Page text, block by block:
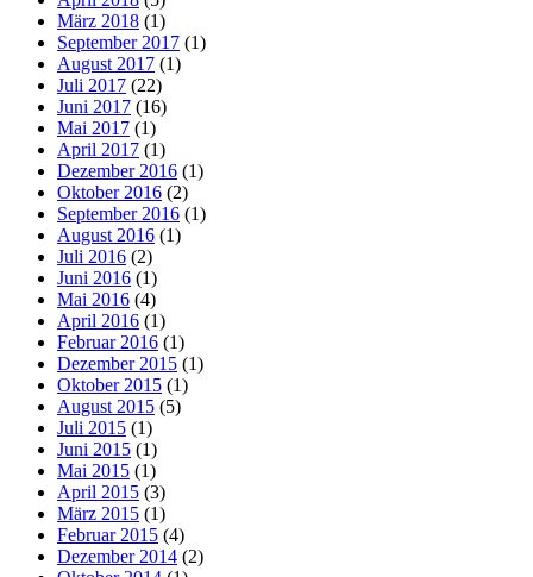
März 2018 (1)
September 2017 (1)
August 2017 (1)
Juli 2017 (22)
Juni 2017 (16)
Mai 2017 (1)
April 2017 (1)
Dezember 2016 (1)
Oktober 2016 (2)
September 2016 (1)
August 2016 (1)
Juli 2016 (2)
Juni 2016 (1)
Mai 2016 (4)
April 2016 (1)
Februar 2016 (1)
Dezember 2015 (1)
Oktober 2015 (1)
August 2015 (5)
Juli 2015 (1)
Juni 2015 (1)
Mai 2015 (1)
April 2015 (3)
März 2015 (1)
Februar 2015 (4)
Dezember 2014 (2)